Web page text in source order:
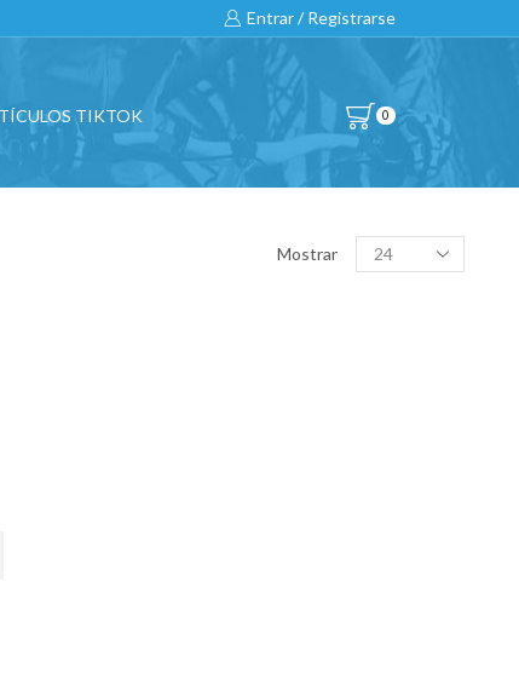
Hasta un 20% Dto. en bicicletas 2020 a 2022
Entrar / Registrarse
TIKTOK 0
Mostrar
Products
per